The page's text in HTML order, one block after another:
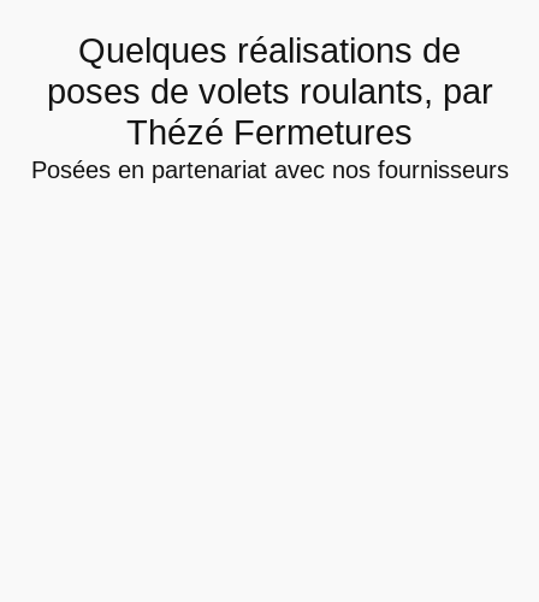
Quelques réalisations de
poses de volets roulants, par
Thézé Fermetures
Posées en partenariat avec nos fournisseurs